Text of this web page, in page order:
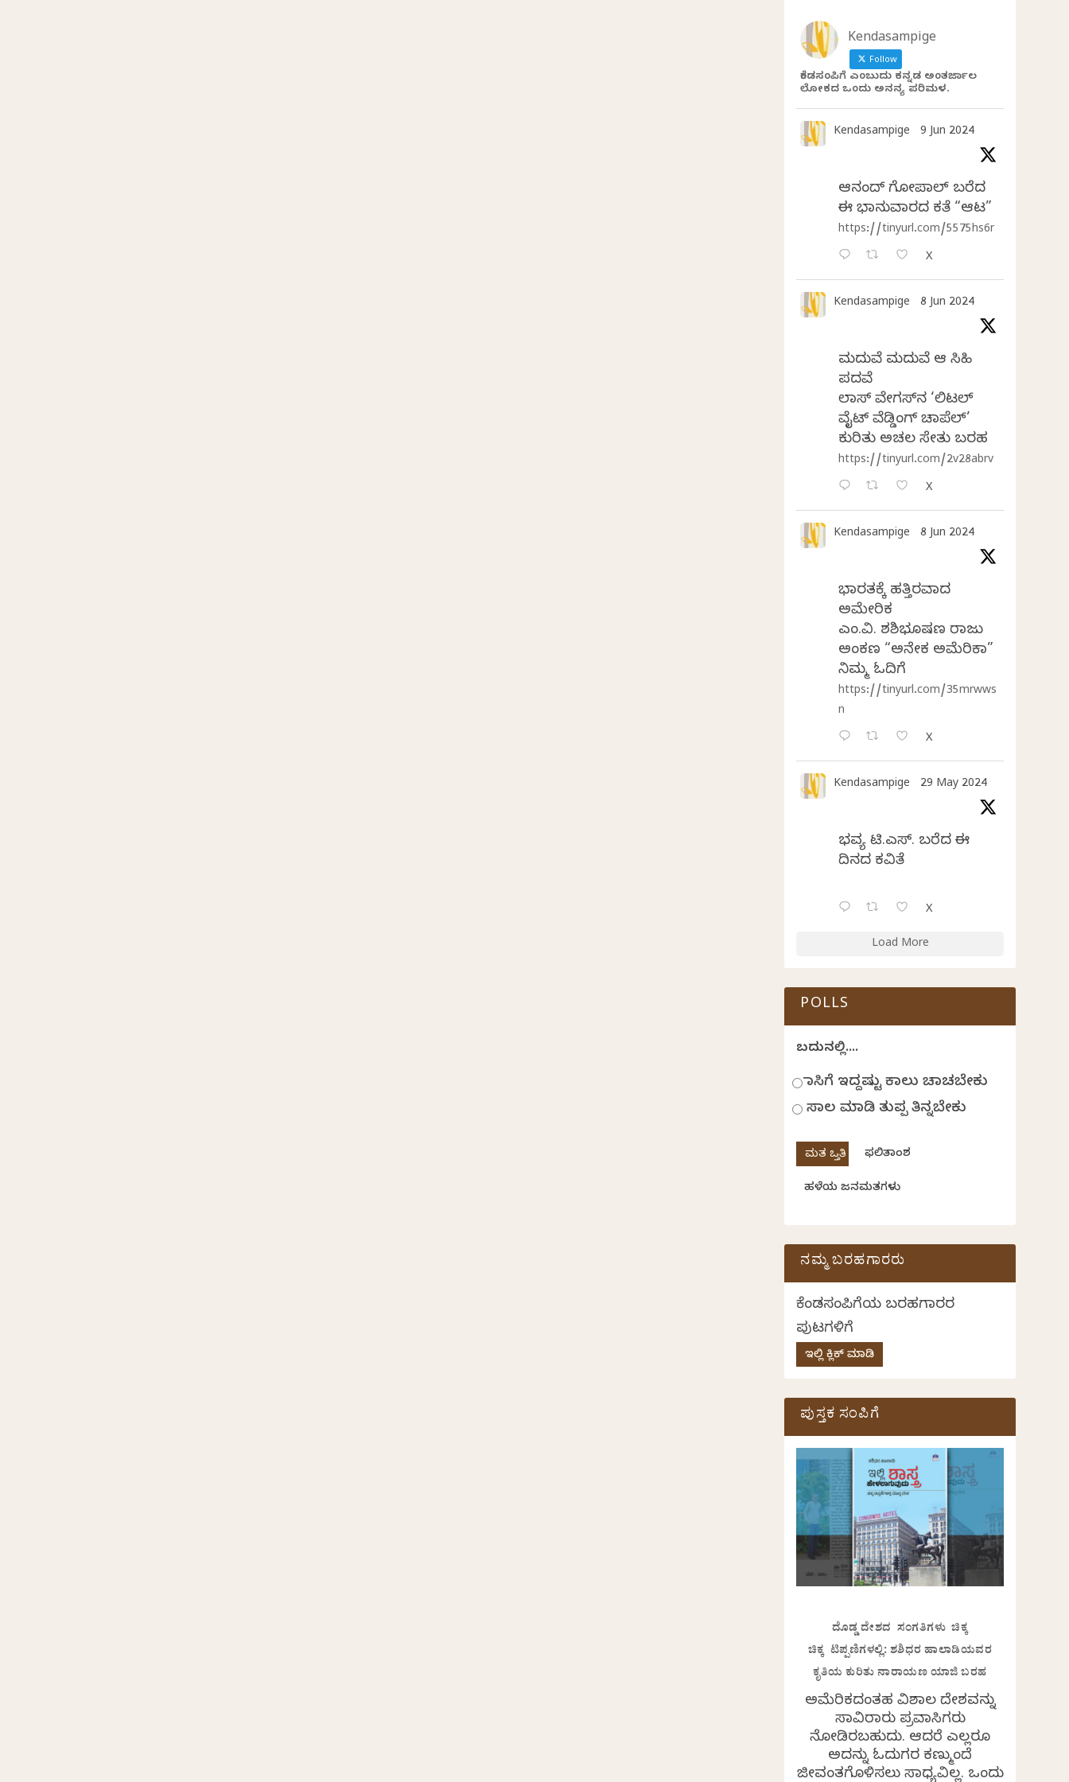
Kendasampige
Follow
ಕೆಂಡಸಂಪಿಗೆ ಎಂಬುದು ಕನ್ನಡ ಅಂತರ್ಜಾಲ
ಲೋಕದ ಒಂದು ಅನನ್ಯ ಪರಿಮಳ.
Kendasampige 9 Jun 2024
ಆನಂದ್‌ ಗೋಪಾಲ್‌ ಬರೆದ
ಈ ಭಾನುವಾರದ ಕತೆ “ಆಟ”
https://tinyurl.com/5575hs6r
X
Kendasampige 8 Jun 2024
ಮದುವೆ ಮದುವೆ ಆ ಸಿಹಿ
ಪದವೆ
ಲಾಸ್‌ ವೇಗಸ್‌ನ ‘ಲಿಟಲ್
ವೈಟ್ ವೆಡ್ಡಿಂಗ್ ಚಾಪೆಲ್’
ಕುರಿತು ಅಚಲ ಸೇತು ಬರಹ
https://tinyurl.com/2v28abrv
X
Kendasampige 8 Jun 2024
ಭಾರತಕ್ಕೆ ಹತ್ತಿರವಾದ
ಅಮೇರಿಕ
ಎಂ.ವಿ. ಶಶಿಭೂಷಣ ರಾಜು
ಅಂಕಣ “ಅನೇಕ ಅಮೆರಿಕಾ”
ನಿಮ್ಮ ಓದಿಗೆ
https://tinyurl.com/35mrwws
n
X
Kendasampige 29 May 2024
ಭವ್ಯ ಟಿ.ಎಸ್. ಬರೆದ ಈ
ದಿನದ ಕವಿತೆ
X
Load More
POLLS
ಬದುಕಿನಲ್ಲಿ....
ಹಾಸಿಗೆ ಇದ್ದಷ್ಟು ಕಾಲು ಚಾಚಬೇಕು
ಸಾಲ ಮಾಡಿ ತುಪ್ಪ ತಿನ್ನಬೇಕು
ಫಲಿತಾಂಶ
ಹಳೆಯ ಜನಮತಗಳು
ನಮ್ಮ ಬರಹಗಾರರು
ಕೆಂಡಸಂಪಿಗೆಯ ಬರಹಗಾರರ
ಪುಟಗಳಿಗೆ
ಇಲ್ಲಿ ಕ್ಲಿಕ್ ಮಾಡಿ
ಪುಸ್ತಕ ಸಂಪಿಗೆ
ದೊಡ್ಡ ದೇಶದ ಸಂಗತಿಗಳು ಚಿಕ್ಕ
ಚಿಕ್ಕ ಟಿಪ್ಪಣಿಗಳಲ್ಲಿ: ಶಶಿಧರ ಹಾಲಾಡಿಯವರ
ಕೃತಿಯ ಕುರಿತು ನಾರಾಯಣ ಯಾಜಿ ಬರಹ
ಅಮೆರಿಕದಂತಹ ವಿಶಾಲ ದೇಶವನ್ನು
ಸಾವಿರಾರು ಪ್ರವಾಸಿಗರು
ನೋಡಿರಬಹುದು. ಆದರೆ ಎಲ್ಲರೂ
ಅದನ್ನು ಓದುಗರ ಕಣ್ಮುಂದೆ
ಜೀವಂತಗೊಳಿಸಲು ಸಾಧ್ಯವಿಲ್ಲ. ಒಂದು